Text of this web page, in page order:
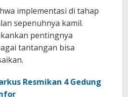
implementasi di tahap
sepenuhnya kamil.
pentingnya
tantangan bisa
Resmikan 4 Gedung